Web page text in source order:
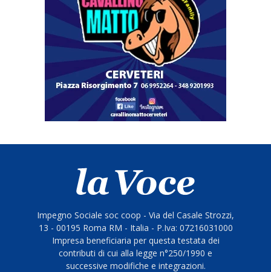
Impegno Sociale soc coop - Via del Casale Strozzi,
13 - 00195 Roma RM - Italia - P.Iva: 07216031000
Impresa beneficiaria per questa testata dei
contributi di cui alla legge n°250/1990 e
successive modifiche e integrazioni.